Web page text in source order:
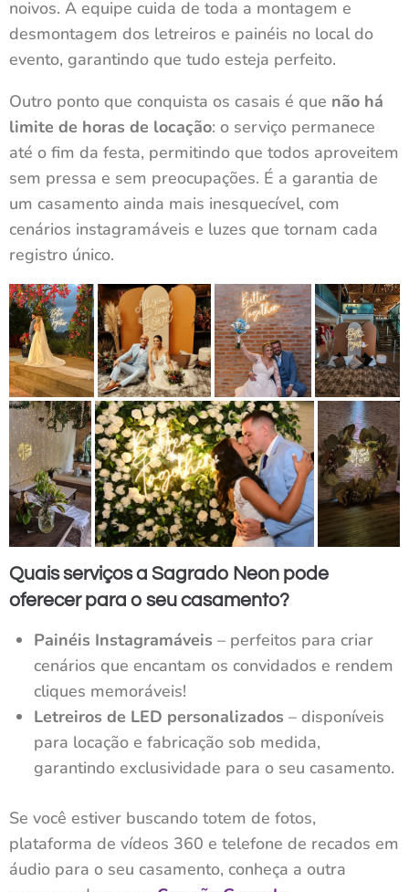
noivos. A equipe cuida de toda a montagem e
desmontagem dos letreiros e painéis no local do
evento, garantindo que tudo esteja perfeito.
Outro ponto que conquista os casais é que não há
limite de horas de locação: o serviço permanece
até o fim da festa, permitindo que todos aproveitem
sem pressa e sem preocupações. É a garantia de
um casamento ainda mais inesquecível, com
cenários instagramáveis e luzes que tornam cada
registro único.
Quais serviços a Sagrado Neon pode
oferecer para o seu casamento?
Painéis Instagramáveis – perfeitos para criar
cenários que encantam os convidados e rendem
cliques memoráveis!
Letreiros de LED personalizados – disponíveis
para locação e fabricação sob medida,
garantindo exclusividade para o seu casamento.
Se você estiver buscando totem de fotos,
plataforma de vídeos 360 e telefone de recados em
áudio para o seu casamento, conheça a outra